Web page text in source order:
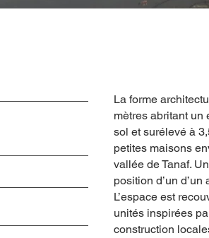
La forme
mètres abritant un
sol et surélevé à
petites maisons
vallée de Tanaf.
position d’un d’un
L’espace est
unités inspirées
construction